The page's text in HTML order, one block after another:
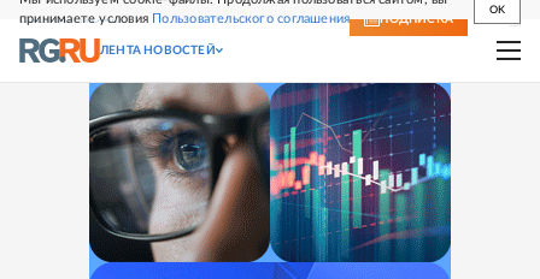
принимаете условия Пользовательского соглашения
OK
СВЕЖИЙ НОМЕР ПОДПИСКА
ЛЕНТА НОВОСТЕЙ